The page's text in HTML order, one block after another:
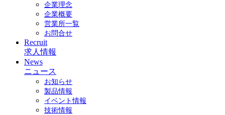
企業理念
企業概要
営業所一覧
お問合せ
Recruit
求人情報
News
ニュース
お知らせ
製品情報
イベント情報
技術情報